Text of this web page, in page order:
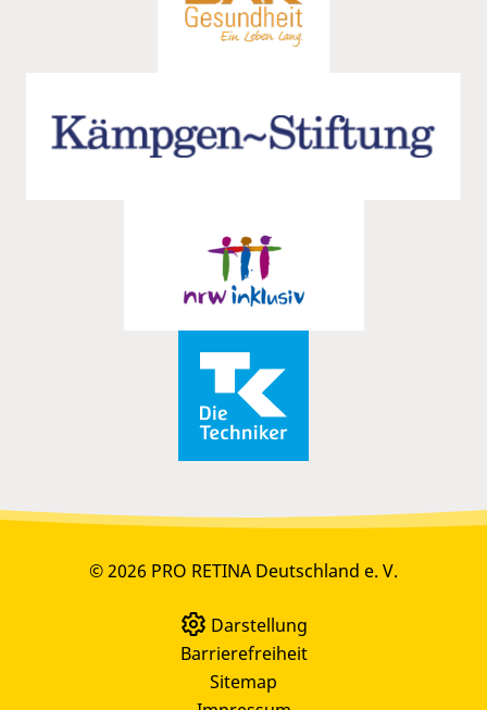
© 2026 PRO RETINA Deutschland e. V.
Darstellung
Barrierefreiheit
Sitemap